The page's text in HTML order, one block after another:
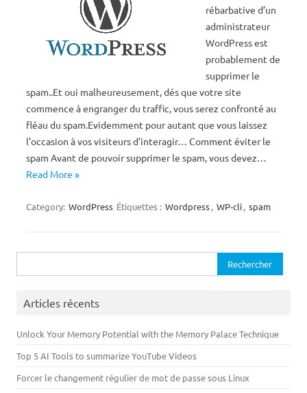
rébarbative d’un
administrateur
WordPress est
probablement de
supprimer le
spam..Et oui malheureusement, dés que votre site
commence à engranger du traffic, vous serez confronté au
fléau du spam.Evidemment pour autant que vous laissez
l’occasion à vos visiteurs d’interagir… Comment éviter le
spam Avant de pouvoir supprimer le spam, vous devez…
Read More »
Category: WordPress Étiquettes : Wordpress, WP-cli, spam
Articles récents
Unlock Your Memory Potential with the Memory Palace Technique
Top 5 AI Tools to summarize YouTube Videos
Forcer le changement régulier de mot de passe sous Linux